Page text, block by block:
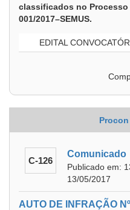
classificados no
001/2017–SEMUS.
EDITAL
C-126
Comunicado
Publicado em:
13/05/2017
AUTO DE INFRAÇÃO